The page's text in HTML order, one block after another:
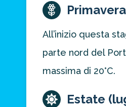
All’inizio questa
parte nord del
massima di 20°C.
Estate